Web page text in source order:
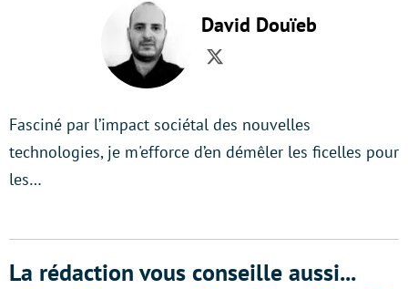
David Douïeb
Twitter
Fasciné par l’impact sociétal des nouvelles
technologies, je m'efforce d’en démêler les ficelles pour
les…
La rédaction vous conseille aussi...